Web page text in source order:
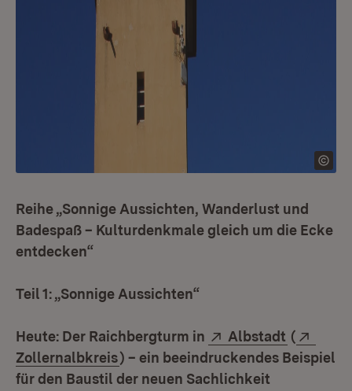
Reihe „Sonnige Aussichten, Wanderlust und
Badespaß – Kulturdenkmale gleich um die Ecke
entdecken“
Teil 1: „Sonnige Aussichten“
Heute: Der Raichbergturm in Extern:
Albstadt (Öffnet
(
Zollernalbkreis(Öffnet in neuem Fenster)
) – ein beeindruckendes Beispiel
für den Baustil der neuen Sachlichkeit